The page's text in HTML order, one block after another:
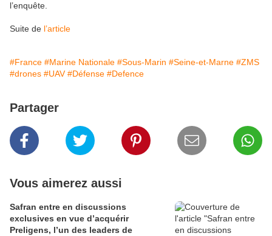
l’enquête.
Suite de l’article
#France #Marine Nationale #Sous-Marin #Seine-et-Marne #ZMS
#drones #UAV #Défense #Defence
Partager
Vous aimerez aussi
Safran entre en discussions
exclusives en vue d’acquérir
Preligens, l’un des leaders de